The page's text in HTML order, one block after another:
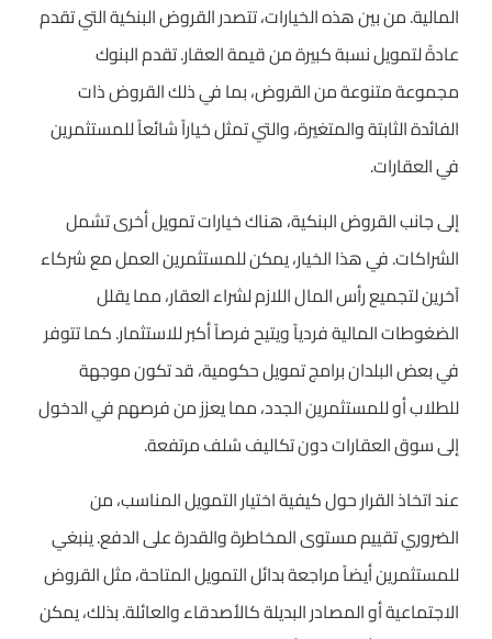
المالية. من بين هذه الخيارات، تتصدر القروض البنكية التي تقدم
عادةً لتمويل نسبة كبيرة من قيمة العقار. تقدم البنوك
مجموعة متنوعة من القروض، بما في ذلك القروض ذات
الفائدة الثابتة والمتغيرة، والتي تمثل خياراً شائعاً للمستثمرين
في العقارات.
إلى جانب القروض البنكية، هناك خيارات تمويل أخرى تشمل
الشراكات. في هذا الخيار، يمكن للمستثمرين العمل مع شركاء
آخرين لتجميع رأس المال اللازم لشراء العقار، مما يقلل
الضغوطات المالية فردياً ويتيح فرصاً أكبر للاستثمار. كما تتوفر
في بعض البلدان برامج تمويل حكومية، قد تكون موجهة
للطلاب أو للمستثمرين الجدد، مما يعزز من فرصهم في الدخول
إلى سوق العقارات دون تكاليف سُلف مرتفعة.
عند اتخاذ القرار حول كيفية اختيار التمويل المناسب، من
الضروري تقييم مستوى المخاطرة والقدرة على الدفع. ينبغي
للمستثمرين أيضاً مراجعة بدائل التمويل المتاحة، مثل القروض
الاجتماعية أو المصادر البديلة كالأصدقاء والعائلة. بذلك، يمكن